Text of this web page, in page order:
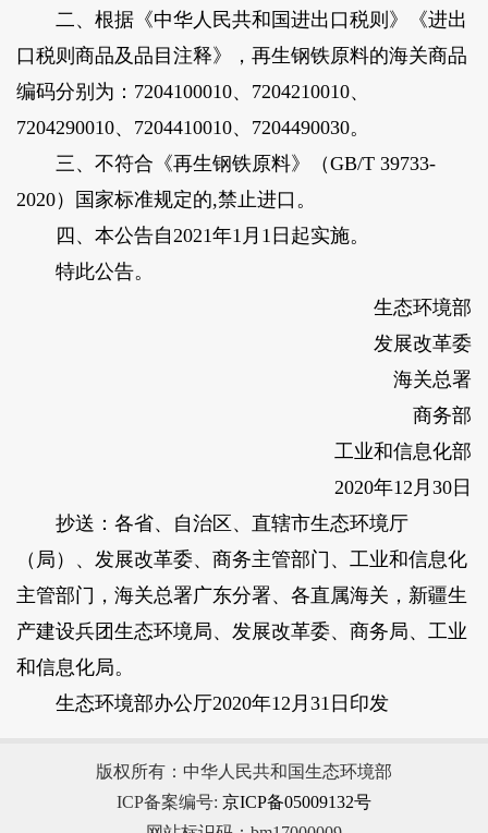
二、根据《中华人民共和国进出口税则》《进出
口税则商品及品目注释》，再生钢铁原料的海关商品
编码分别为：7204100010、7204210010、
7204290010、7204410010、7204490030。
三、不符合《再生钢铁原料》（GB/T 39733-
2020）国家标准规定的,禁止进口。
四、本公告自2021年1月1日起实施。
特此公告。
生态环境部
发展改革委
海关总署
商务部
工业和信息化部
2020年12月30日
抄送：各省、自治区、直辖市生态环境厅
（局）、发展改革委、商务主管部门、工业和信息化
主管部门，海关总署广东分署、各直属海关，新疆生
产建设兵团生态环境局、发展改革委、商务局、工业
和信息化局。
生态环境部办公厅2020年12月31日印发
版权所有：中华人民共和国生态环境部
ICP备案编号: 京ICP备05009132号